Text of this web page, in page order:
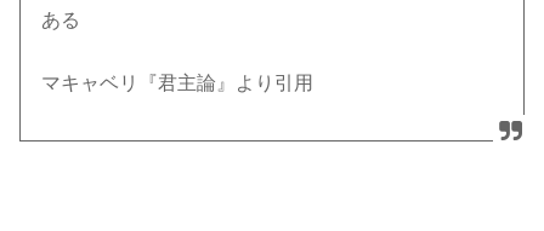
ある
マキャベリ『君主論』より引用